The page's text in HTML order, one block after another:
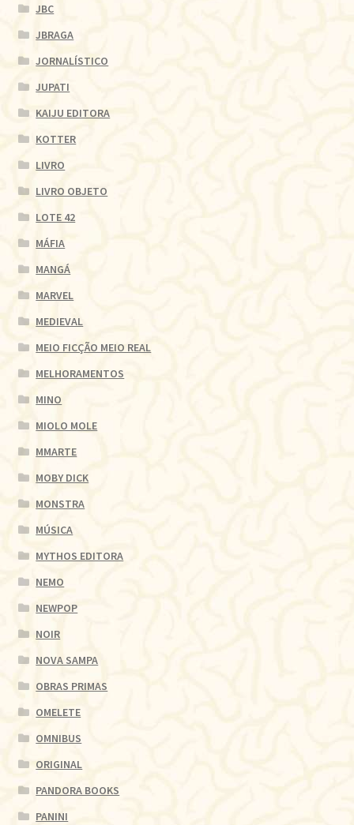
JBC
JBRAGA
JORNALÍSTICO
JUPATI
KAIJU EDITORA
KOTTER
LIVRO
LIVRO OBJETO
LOTE 42
MÁFIA
MANGÁ
MARVEL
MEDIEVAL
MEIO FICÇÃO MEIO REAL
MELHORAMENTOS
MINO
MIOLO MOLE
MMARTE
MOBY DICK
MONSTRA
MÚSICA
MYTHOS EDITORA
NEMO
NEWPOP
NOIR
NOVA SAMPA
OBRAS PRIMAS
OMELETE
OMNIBUS
ORIGINAL
PANDORA BOOKS
PANINI